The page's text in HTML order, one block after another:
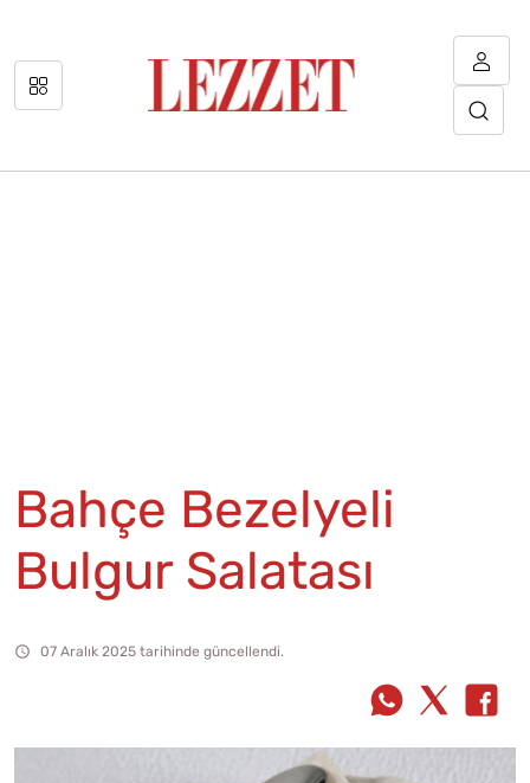
Bahçe Bezelyeli
Bulgur Salatası
07 Aralık 2025 tarihinde güncellendi.